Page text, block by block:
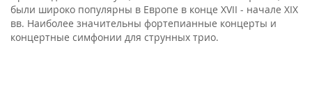
были широко популярны в Европе в конце XVII - начале XIX
вв. Наиболее значительны фортепианные концерты и
концертные симфонии для струнных трио.